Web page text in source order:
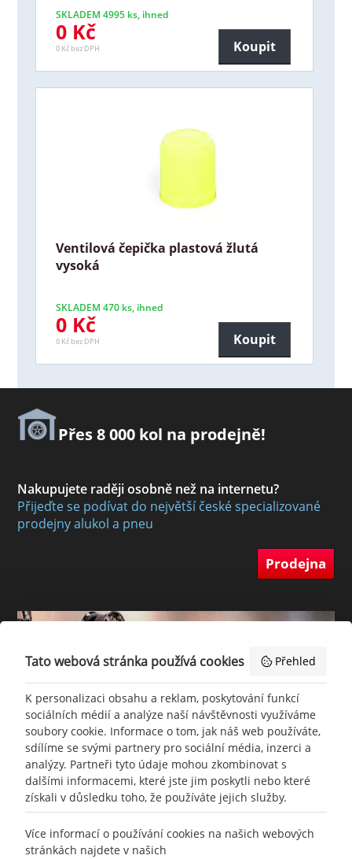
SKLADEM 4995 ks, ihned
0 Kč
0 Kč bez DPH Koupit
Ventilová čepička plastová žlutá
vysoká
SKLADEM 470 ks, ihned
0 Kč
0 Kč bez DPH Koupit
Přes 8 000 kol na prodejně!
Nakupujete raději osobně než na internetu?
Přijeďte se podívat do největší české specializované
prodejny alukol a pneu
Prodejna
+420777 465 460
Tato webová stránka používá cookies Přehled
K personalizaci obsahu a reklam, poskytování funkcí
sociálních médií a analýze naší návštěvnosti využíváme
soubory cookie. Informace o tom, jak náš web používáte,
sdílíme se svými partnery pro sociální média, inzerci a
analýzy. Partneři tyto údaje mohou zkombinovat s
dalšími informacemi, které jste jim poskytli nebo které
získali v důsledku toho, že používáte jejich služby.
Více informací o používání cookies na našich webových
stránkách najdete v našich